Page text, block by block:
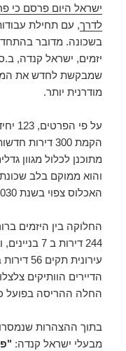
ישראל היום פרסם כי
לדרך, עם תחילת
בשכונה. מדובר
יזמים, ישראל קנדה,
שמבקשת לחדש את
מודרנית יותר.
והוא ממוקם בלב
האכלוס צפוי בשנת 2030.
החלוקה בין היזמים
244 דירות
הדיירים הוותיקים
החלה ההריסה בפועל
בתוך ההצהרות
מבעלי ישראל קנדה: